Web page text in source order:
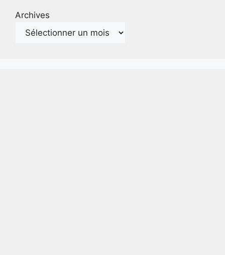
Archives